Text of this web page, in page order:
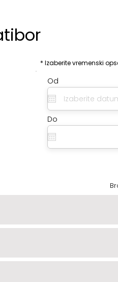
* Izaberite vremenski
Od
Do